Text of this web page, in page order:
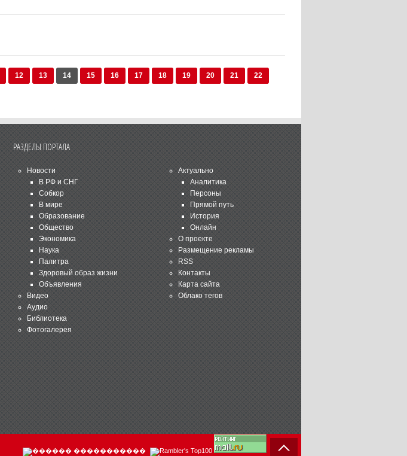
12 13 14 15 16 17 18 19 20 21
22
РАЗДЕЛЫ ПОРТАЛА
Новости
В РФ и СНГ
Собкор
В мире
Образование
Общество
Экономика
Наука
Палитра
Здоровый образ жизни
Объявления
Видео
Аудио
Библиотека
Фотогалерея
Актуально
Аналитика
Персоны
Прямой путь
История
Онлайн
О проекте
Размещение рекламы
RSS
Контакты
Карта сайта
Облако тегов